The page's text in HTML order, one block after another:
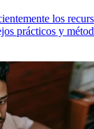
los
prácticos y